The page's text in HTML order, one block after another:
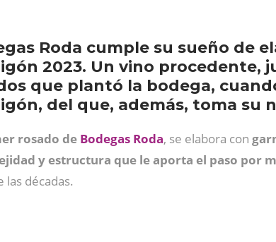
Roda cumple su sueño de
2023. Un vino procedente,
que plantó la bodega,
del que, además, toma su
rosado de Bodegas Roda, se elabora con
y estructura que le aporta el paso por
las décadas.